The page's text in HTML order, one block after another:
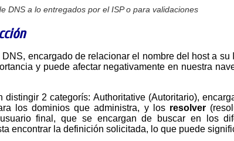
DNS a lo entregados por el ISP o para validaciones
y puede afectar negativamente en nuestra
los dominios que administra, y los resolver
final, que se encargan de buscar en los
encontrar la definición solicitada, lo que puede